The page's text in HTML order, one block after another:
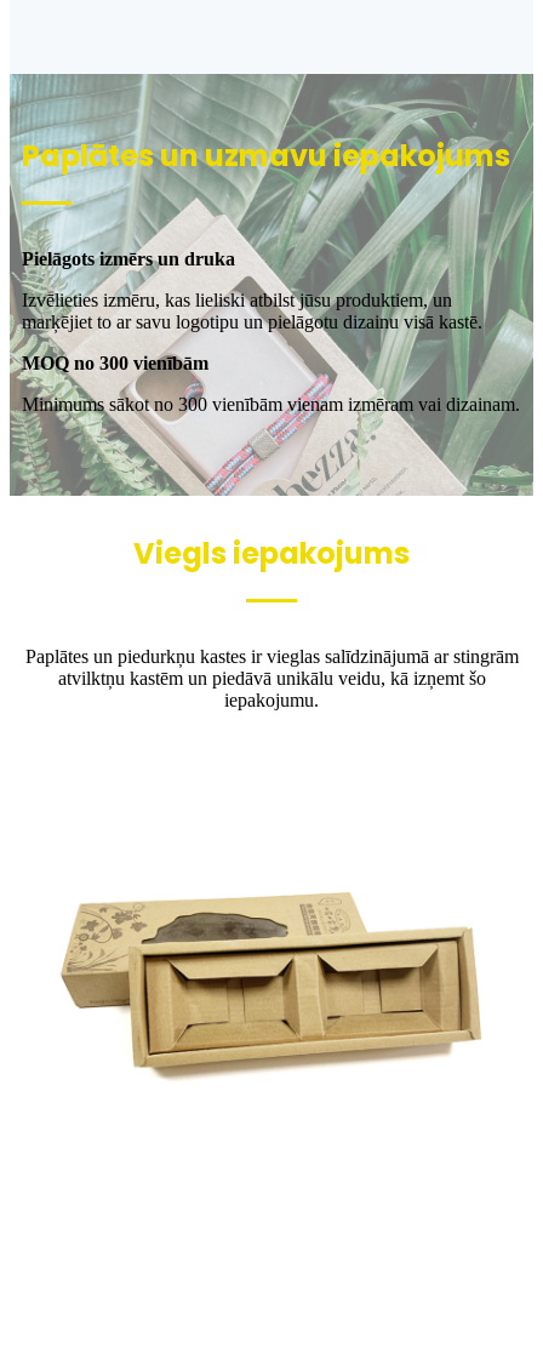
Paplātes un uzmavu iepakojums
Pielāgots izmērs un druka
Izvēlieties izmēru, kas lieliski atbilst jūsu produktiem, un
marķējiet to ar savu logotipu un pielāgotu dizainu visā kastē.
MOQ no 300 vienībām
Minimums sākot no 300 vienībām vienam izmēram vai dizainam.
Viegls iepakojums
Paplātes un piedurkņu kastes ir vieglas salīdzinājumā ar stingrām
atvilktņu kastēm un piedāvā unikālu veidu, kā izņemt šo
iepakojumu.